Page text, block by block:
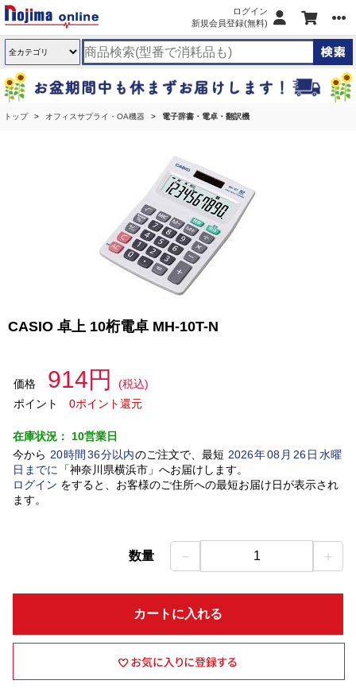
ログイン
新規会員登録(無料)
トップ オフィスサプライ・OA機器 電子辞書・電卓・翻訳機
CASIO 卓上 10桁電卓 MH-10T-N
価格 914円
(税込)
ポイント
0ポイント還元
在庫状況： 10営業日
今から 20時間 36分以内のご注文で、最短 2026年08 月 26日水曜
日 までに 「神奈川県横浜市」 へお届けします。
ログイン をすると、お客様のご住所への最短お届け日が表示され
ます。
数量 － 1 ＋
カートに入れる